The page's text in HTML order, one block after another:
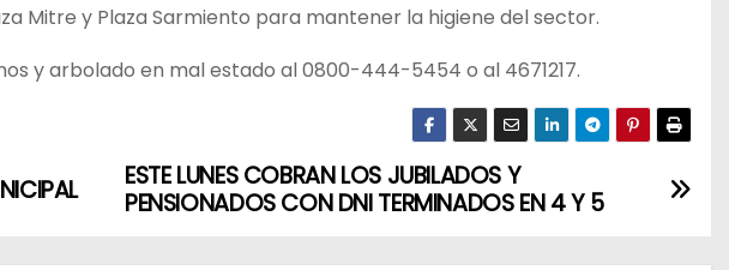
Mitre y Plaza Sarmiento para mantener la higiene del sector.
y arbolado en mal estado al 0800-444-5454 o al 4671217.
ESTE LUNES COBRAN LOS JUBILADOS Y
PENSIONADOS CON DNI TERMINADOS EN 4 Y 5